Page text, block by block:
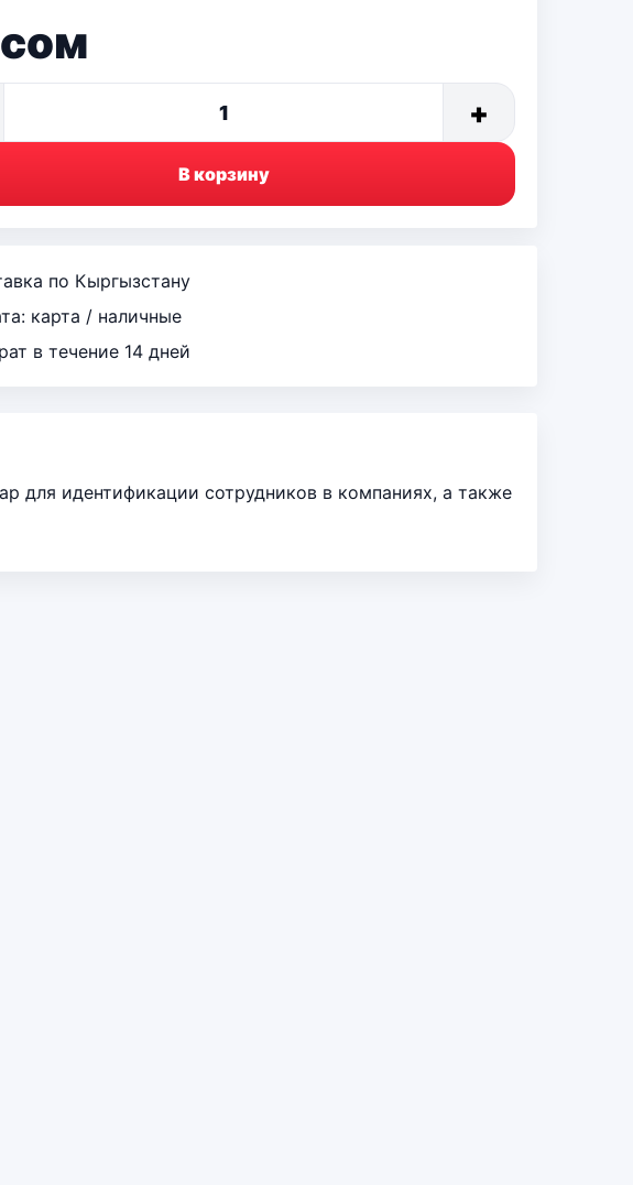
сом
1 +
В корзину
по Кыргызстану
карта / наличные
в течение 14 дней
для идентификации сотрудников в компаниях, а также